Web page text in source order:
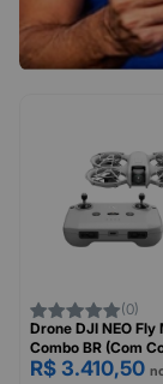
(0)
Drone DJI NEO Fly
Combo BR (Com
Remoto RC-N3),
R$ 3.410,50